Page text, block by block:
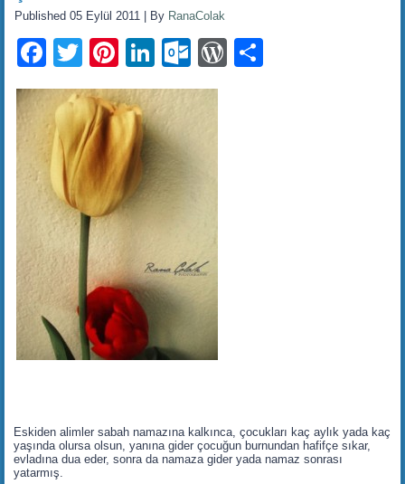
Published 05 Eylül 2011 By RanaColak
Facebook
TwitterPinterest
LinkedIn
Outlook.com
WordPress
Eskiden alimler sabah namazına kalkınca, çocukları kaç aylık yada kaç
yaşında olursa olsun, yanına gider çocuğun burnundan hafifçe sıkar,
evladına dua eder, sonra da namaza gider yada namaz sonrası
yatarmış.